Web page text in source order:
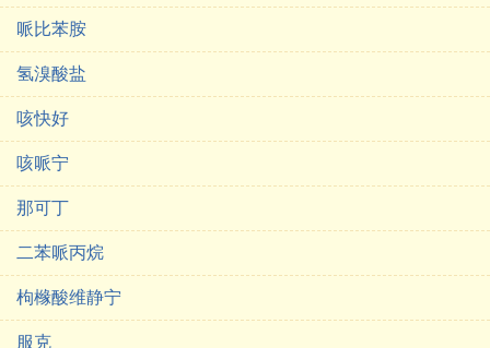
哌比苯胺
氢溴酸盐
咳快好
咳哌宁
那可丁
二苯哌丙烷
枸橼酸维静宁
服克